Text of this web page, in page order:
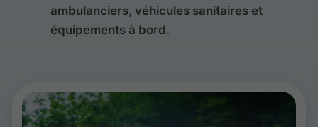
ambulanciers, véhicules sanitaires et
équipements à bord.